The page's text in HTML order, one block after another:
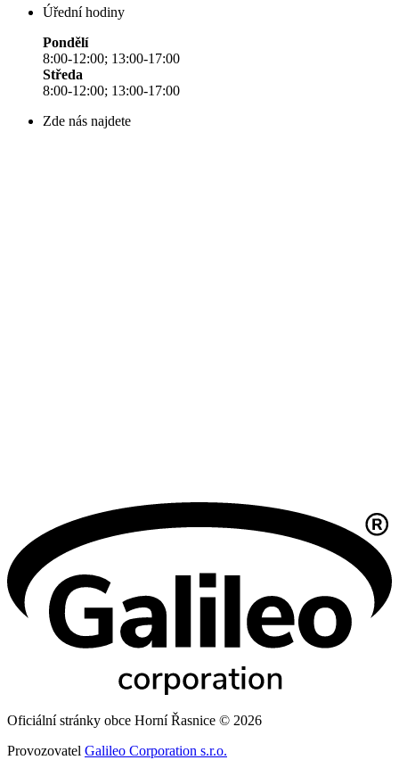
Úřední hodiny
Pondělí
8:00-12:00; 13:00-17:00
Středa
8:00-12:00; 13:00-17:00
Zde nás najdete
Oficiální stránky obce Horní Řasnice © 2026
Provozovatel Galileo Corporation s.r.o.